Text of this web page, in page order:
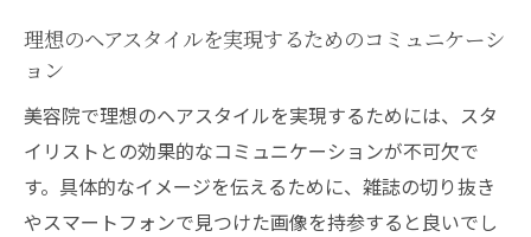
理想のヘアスタイルを実現するためのコミュニケーシ
ョン
美容院で理想のヘアスタイルを実現するためには、スタ
イリストとの効果的なコミュニケーションが不可欠で
す。具体的なイメージを伝えるために、雑誌の切り抜き
やスマートフォンで見つけた画像を持参すると良いでし